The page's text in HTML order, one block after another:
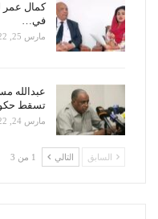
كمال عمر
في…
مارس 25, 2022
عبدالله
تسقط
مارس 24, 2022
السابق التالي 1 من 3